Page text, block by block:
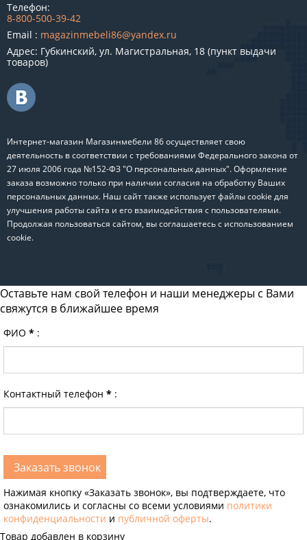
Телефон:
8-800-500-39-42
Email : magazinmebeli86@yandex.ru
Адрес: Губкинский, ул. Магистральная, 18 (пункт выдачи
товаров)
Интернет-магазин Магазинмебели 86 осуществляет свою
деятельность в соответствии с требованиями Федерального закона от
27 июля 2006 года №152-ФЗ "О персональных данных". Оформление
заказа возможно только при наличии согласия на обработку Ваших
персональных данных. Наш сайт также использует файлы cookie для
улучшения работы сайта и его взаимодействия с пользователями.
Продолжая пользоваться сайтом, вы соглашаетесь с использованием
cookie.
Оставьте нам свой телефон и наши менеджеры с Вами
свяжутся в ближайшее время
ФИО * :
Контактный телефон * :
Нажимая кнопку «Заказать звонок», вы подтверждаете, что
ознакомились и согласны со всеми условиями политики
конфиденциальности и публичной оферты.
Товар добавлен в корзину